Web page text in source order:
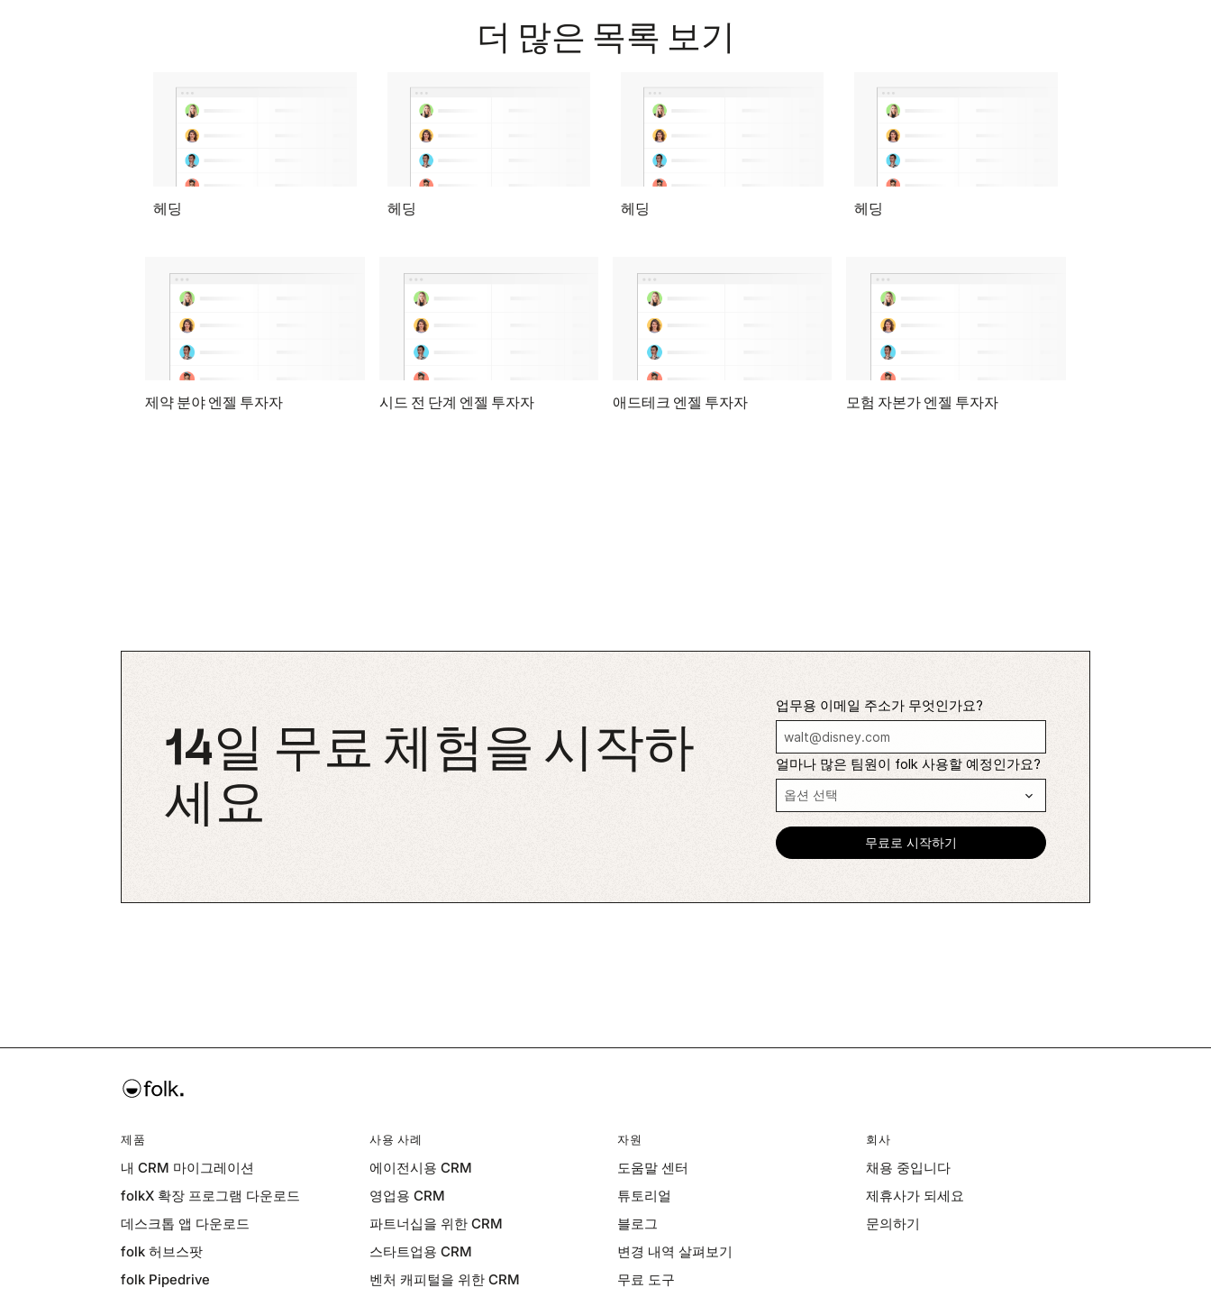
더 많은 목록 보기
헤딩 헤딩 헤딩 헤딩
제약 분야 엔젤 투자자 시드 전 단계 엔젤 투자자 애드테크 엔젤 투자자 모험 자본가 엔젤 투자자
14일 무료 체험을 시작하
세요
업무용 이메일 주소가 무엇인가요?
얼마나 많은 팀원이 folk 사용할 예정인가요?
제품
내 CRM 마이그레이션
folkX 확장 프로그램 다운로드
데스크톱 앱 다운로드
folk 허브스팟
folk Pipedrive
사용 사례
에이전시용 CRM
영업용 CRM
파트너십을 위한 CRM
스타트업용 CRM
벤처 캐피털을 위한 CRM
자원
도움말 센터
튜토리얼
블로그
변경 내역 살펴보기
무료 도구
회사
채용 중입니다
제휴사가 되세요
문의하기